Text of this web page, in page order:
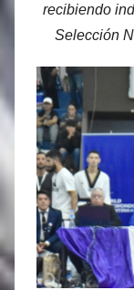
recibiendo
Selección